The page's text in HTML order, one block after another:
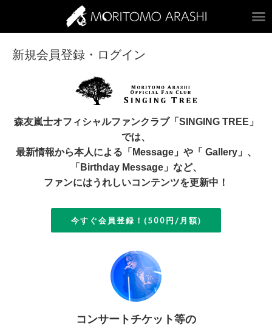
新規会員登録・ログイン
森友嵐士オフィシャルファンクラブ「SINGING TREE」
では、
最新情報から本人による「Message」や「 Gallery」、
「Birthday Message」など、
ファンにはうれしいコンテンツを更新中！
今すぐ会員登録！(500円/月額)
コンサートチケット等の